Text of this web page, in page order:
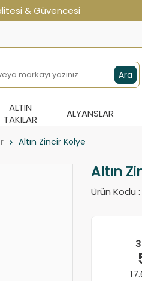
& Güvencesi
Ara
ALTIN
TAKILAR
ALYANSLAR
Altın Zincir Kolye
Altın
Ürün Kodu :